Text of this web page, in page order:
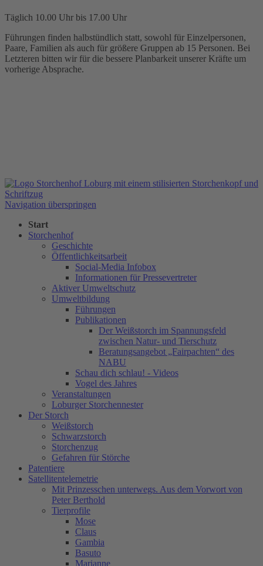
Täglich 10.00 Uhr bis 17.00 Uhr
Führungen finden halbstündlich statt, sowohl für Einzelpersonen,
Paare, Familien als auch für größere Gruppen ab 15 Personen. Bei
Letzteren bitten wir für die bessere Planbarkeit unserer Kräfte um
vorherige Absprache.
Navigation überspringen
Start
Storchenhof
Geschichte
Öffentlichkeitsarbeit
Social-Media Infobox
Informationen für Pressevertreter
Aktiver Umweltschutz
Umweltbildung
Führungen
Publikationen
Der Weißstorch im Spannungsfeld
zwischen Natur- und Tierschutz
Beratungsangebot „Fairpachten“ des
NABU
Schau dich schlau! - Videos
Vogel des Jahres
Veranstaltungen
Loburger Storchennester
Der Storch
Weißstorch
Schwarzstorch
Storchenzug
Gefahren für Störche
Patentiere
Satellitentelemetrie
Mit Prinzesschen unterwegs. Aus dem Vorwort von
Peter Berthold
Tierprofile
Mose
Claus
Gambia
Basuto
Marianne